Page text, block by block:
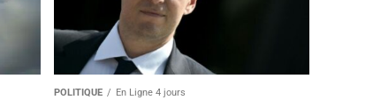
POLITIQUE En Ligne 4 jours